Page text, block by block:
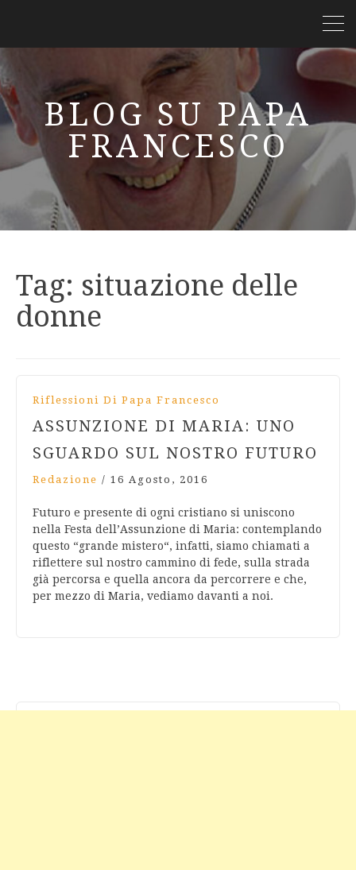
BLOG SU PAPA
FRANCESCO
Tag: situazione delle
donne
Riflessioni Di Papa Francesco
ASSUNZIONE DI MARIA: UNO
SGUARDO SUL NOSTRO FUTURO
Redazione / 16 Agosto, 2016
Futuro e presente di ogni cristiano si uniscono
nella Festa dell’Assunzione di Maria: contemplando
questo “grande mistero“, infatti, siamo chiamati a
riflettere sul nostro cammino di fede, sulla strada
già percorsa e quella ancora da percorrere e che,
per mezzo di Maria, vediamo davanti a noi.